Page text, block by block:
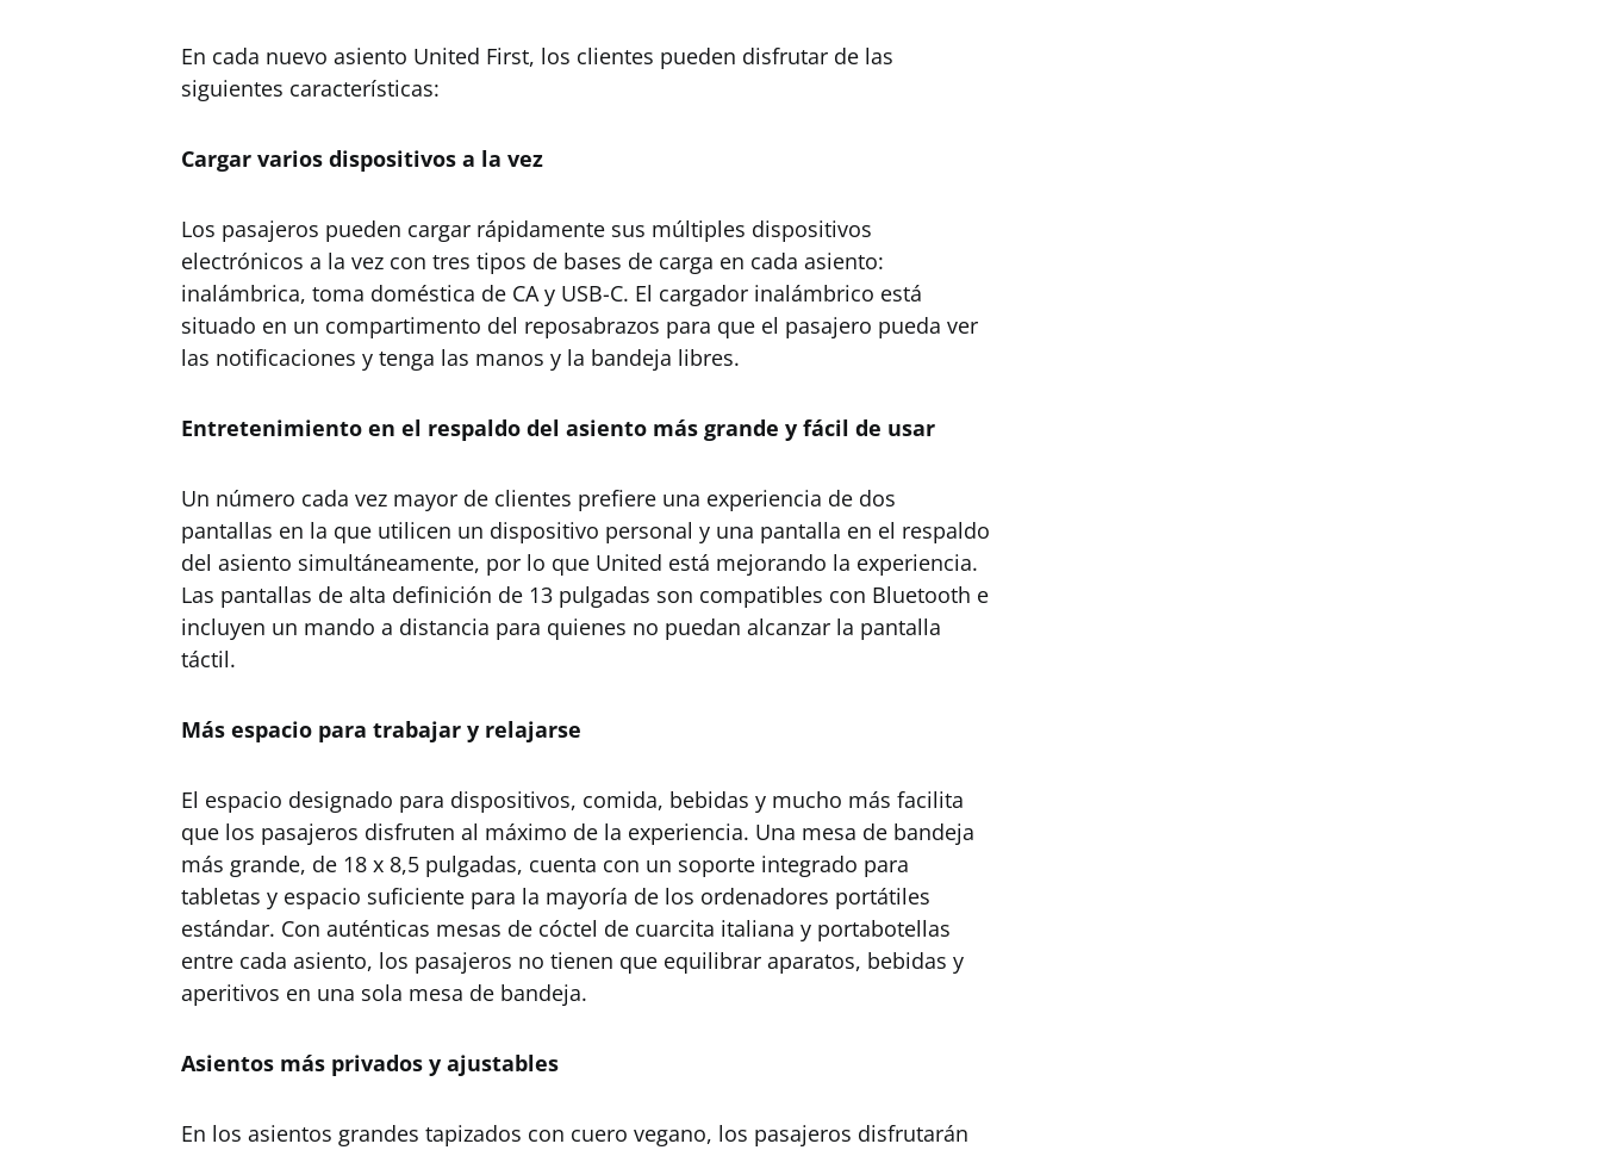
En cada nuevo asiento United First, los clientes pueden disfrutar de las
siguientes características:
Cargar varios dispositivos a la vez
Los pasajeros pueden cargar rápidamente sus múltiples dispositivos
electrónicos a la vez con tres tipos de bases de carga en cada asiento:
inalámbrica, toma doméstica de CA y USB-C. El cargador inalámbrico está
situado en un compartimento del reposabrazos para que el pasajero pueda ver
las notificaciones y tenga las manos y la bandeja libres.
Entretenimiento en el respaldo del asiento más grande y fácil de usar
Un número cada vez mayor de clientes prefiere una experiencia de dos
pantallas en la que utilicen un dispositivo personal y una pantalla en el respaldo
del asiento simultáneamente, por lo que United está mejorando la experiencia.
Las pantallas de alta definición de 13 pulgadas son compatibles con Bluetooth e
incluyen un mando a distancia para quienes no puedan alcanzar la pantalla
táctil.
Más espacio para trabajar y relajarse
El espacio designado para dispositivos, comida, bebidas y mucho más facilita
que los pasajeros disfruten al máximo de la experiencia. Una mesa de bandeja
más grande, de 18 x 8,5 pulgadas, cuenta con un soporte integrado para
tabletas y espacio suficiente para la mayoría de los ordenadores portátiles
estándar. Con auténticas mesas de cóctel de cuarcita italiana y portabotellas
entre cada asiento, los pasajeros no tienen que equilibrar aparatos, bebidas y
aperitivos en una sola mesa de bandeja.
Asientos más privados y ajustables
En los asientos grandes tapizados con cuero vegano, los pasajeros disfrutarán